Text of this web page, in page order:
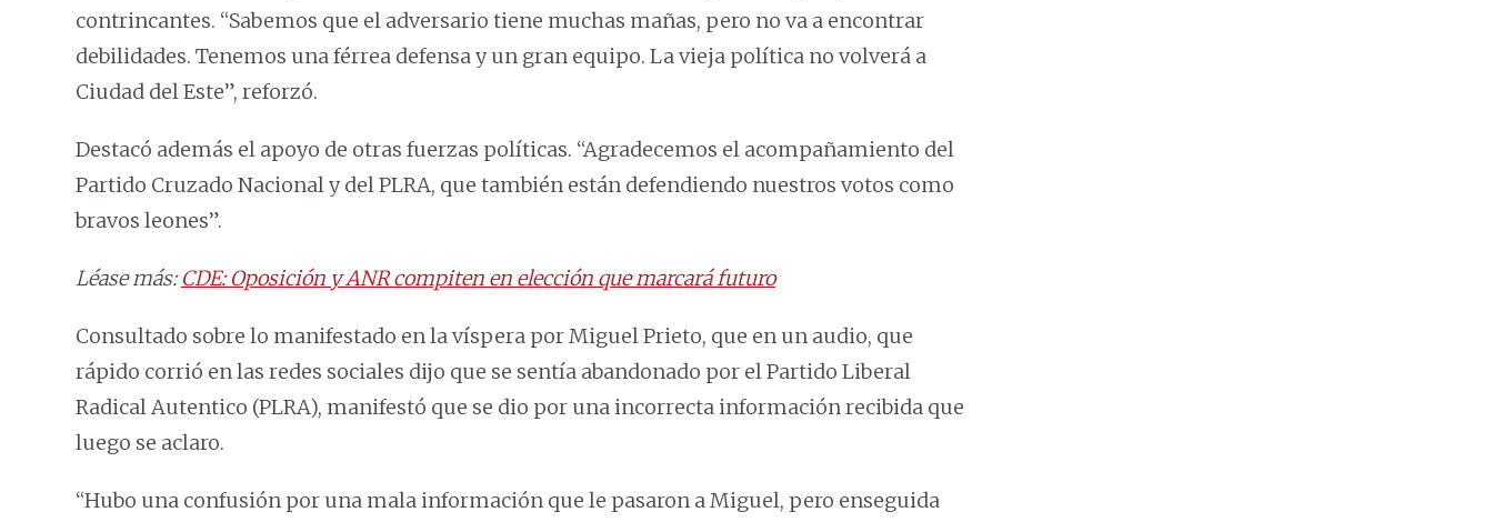
contrincantes. “Sabemos que el adversario tiene muchas mañas, pero no va a encontrar
debilidades. Tenemos una férrea defensa y un gran equipo. La vieja política no volverá a
Ciudad del Este”, reforzó.
Destacó además el apoyo de otras fuerzas políticas. “Agradecemos el acompañamiento del
Partido Cruzado Nacional y del PLRA, que también están defendiendo nuestros votos como
bravos leones”.
Léase más:CDE: Oposición y ANR compiten en elección que marcará futuro
Consultado sobre lo manifestado en la víspera por Miguel Prieto, que en un audio, que
rápido corrió en las redes sociales dijo que se sentía abandonado por el Partido Liberal
Radical Autentico (PLRA), manifestó que se dio por una incorrecta información recibida que
luego se aclaro.
“Hubo una confusión por una mala información que le pasaron a Miguel, pero enseguida